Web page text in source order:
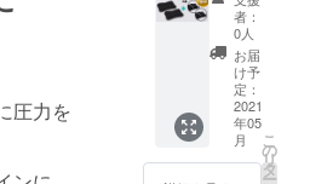
圧力を
す。 ※
デザイ
ン・仕
様は変
更にな
る可能
性もご
ざいま
す。
ら本体
2点 + 専
用カ
バー 2
販売予
定価格
17,800
円 ※一
者：
0人
お届
け予
定：
2021
年05
月
こ
の
リ
タ
ー